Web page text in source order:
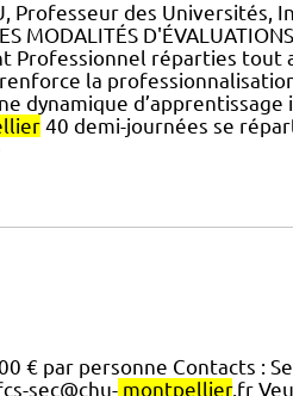
Professeur des Universités,
MODALITÉS
Professionnel réparties tout
la
dynamique
40 demi-journées se
€ par personne Contacts :
sec@chu- montpellier.fr